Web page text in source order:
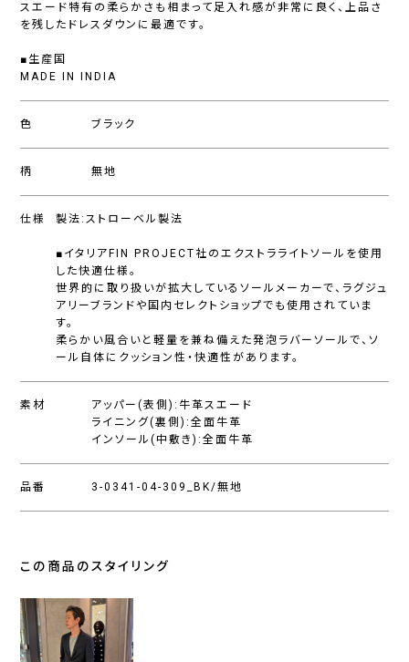
スエード特有の柔らかさも相まって足入れ感が非常に良く、上品さ
を残したドレスダウンに最適です。
■生産国
MADE IN INDIA
色 ブラック
柄 無地
仕様 製法:ストローベル製法
■イタリアFIN PROJECT社のエクストラライトソールを使用
した快適仕様。
世界的に取り扱いが拡大しているソールメーカーで、ラグジュ
アリーブランドや国内セレクトショップでも使用されていま
す。
柔らかい風合いと軽量を兼ね備えた発泡ラバーソールで、ソ
ール自体にクッション性・快適性があります。
素材
アッパー(表側):牛革スエード
ライニング(裏側):全面牛革
インソール(中敷き):全面牛革
品番 3-0341-04-309_BK/無地
この商品のスタイリング